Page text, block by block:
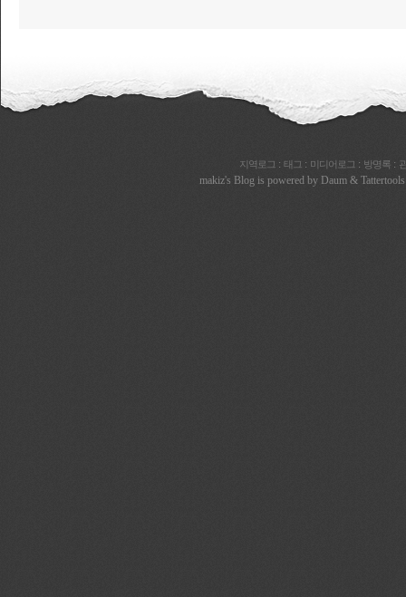
지역로그: 태그: 미디어로그: 방명록:
makiz's Blog is powered by Daum&